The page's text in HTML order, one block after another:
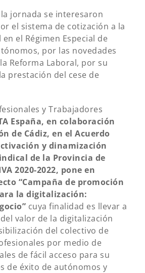
jornada se interesaron
el sistema de cotización a la
el Régimen Especial de
por las novedades
Reforma Laboral, por su
prestación del cese de
y Trabajadores
España, en colaboración
de Cádiz, en el Acuerdo
y dinamización
de la Provincia de
2020-2022, pone en
“Campaña de promoción
la digitalización:
cuya finalidad es llevar a
valor de la digitalización
del colectivo de
por medio de
de fácil acceso para su
de éxito de autónomos y